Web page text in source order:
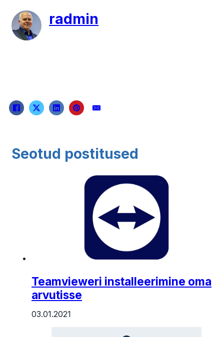
radmin
Seotud postitused
Teamvieweri installeerimine oma
arvutisse
03.01.2021